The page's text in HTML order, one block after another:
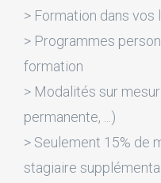
> Formation dans
> Programmes
formation
> Modalités sur
permanente, ...)
> Seulement 15% de
stagiaire